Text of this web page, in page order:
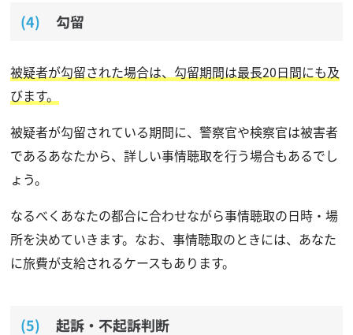
勾留
被疑者が勾留された場合は、勾留期間は最長20日間にも及
びます。
被疑者が勾留されている期間に、警察官や検察官は被害者
であるあなたから、詳しい事情聴取を行う場合もあるでし
ょう。
なるべくあなたの都合に合わせながら事情聴取の日時・場
所を決めていきます。なお、事情聴取のときには、あなた
に旅費が支給されるケースもあります。
起訴・不起訴判断